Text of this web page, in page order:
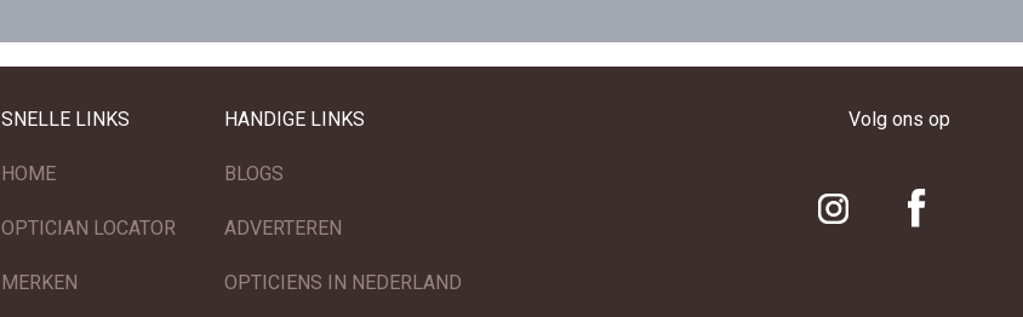
SNELLE LINKS
HOME
OPTICIAN LOCATOR
MERKEN
HANDIGE LINKS
BLOGS
ADVERTEREN
OPTICIENS IN NEDERLAND
Volg ons op